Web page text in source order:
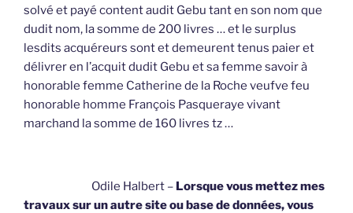
solvé et payé content audit Gebu tant en son nom que
dudit nom, la somme de 200 livres … et le surplus
lesdits acquéreurs sont et demeurent tenus paier et
délivrer en l’acquit dudit Gebu et sa femme savoir à
honorable femme Catherine de la Roche veufve feu
honorable homme François Pasqueraye vivant
marchand la somme de 160 livres tz …
Odile Halbert – Lorsque vous mettez mes
travaux sur un autre site ou base de données, vous